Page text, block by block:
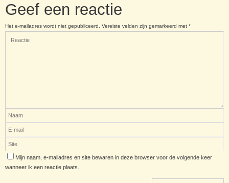
Geef een reactie
Het e-mailadres wordt niet gepubliceerd. Vereiste velden zijn gemarkeerd met *
Mijn naam, e-mailadres en site bewaren in deze browser voor de volgende keer
wanneer ik een reactie plaats.